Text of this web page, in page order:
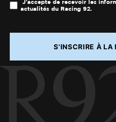
J'accepte de recevoir les
actualités du Racing 92.
S'INSCRIRE À LA